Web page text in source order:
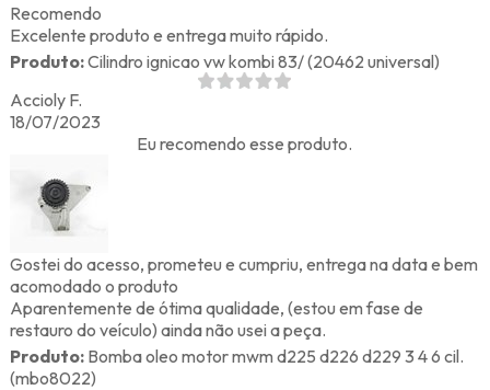
Recomendo
Excelente produto e entrega muito rápido.
Produto:Cilindro ignicao vw kombi 83/ (20462 universal)
Accioly F.
18/07/2023
Eu recomendo esse produto.
Gostei do acesso, prometeu e cumpriu, entrega na data e bem
acomodado o produto
Aparentemente de ótima qualidade, (estou em fase de
restauro do veículo) ainda não usei a peça.
Produto:Bomba oleo motor mwm d225 d226 d229 3 4 6 cil.
(mbo8022)